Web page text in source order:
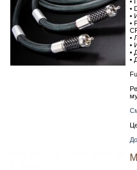
•
•
•
•
•
•
•